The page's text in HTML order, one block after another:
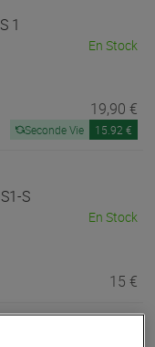
1
En Stock
19,90 €
Seconde Vie 15.92 €
S
En Stock
15 €